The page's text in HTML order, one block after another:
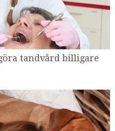
tandvård billigare